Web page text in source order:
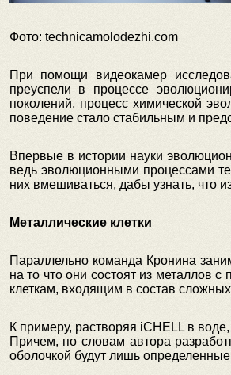
Фото: technicamolodezhi.com
При помощи видеокамер
преуспели в процессе
поколений, процесс химической
поведение стало стабильным и
Впервые в истории науки
ведь эволюционными процессами
них вмешиваться, дабы узнать, что
Металлические клетки
Параллельно команда Кронина
на то что они состоят из металлов
клеткам, входящим в состав
К примеру, растворяя iCHELL в
Причем, по словам автора
оболочкой будут лишь